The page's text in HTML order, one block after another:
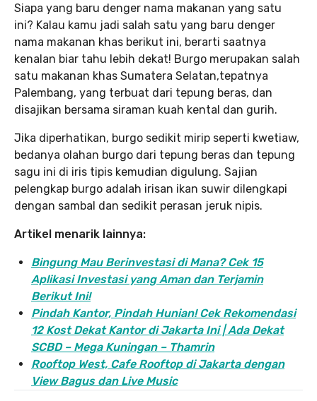
Siapa yang baru denger nama makanan yang satu
ini? Kalau kamu jadi salah satu yang baru denger
nama makanan khas berikut ini, berarti saatnya
kenalan biar tahu lebih dekat! Burgo merupakan salah
satu makanan khas Sumatera Selatan,tepatnya
Palembang, yang terbuat dari tepung beras, dan
disajikan bersama siraman kuah kental dan gurih.
Jika diperhatikan, burgo sedikit mirip seperti kwetiaw,
bedanya olahan burgo dari tepung beras dan tepung
sagu ini di iris tipis kemudian digulung. Sajian
pelengkap burgo adalah irisan ikan suwir dilengkapi
dengan sambal dan sedikit perasan jeruk nipis.
Artikel menarik lainnya:
Bingung Mau Berinvestasi di Mana? Cek 15
Aplikasi Investasi yang Aman dan Terjamin
Berikut Ini!
Pindah Kantor, Pindah Hunian! Cek Rekomendasi
12 Kost Dekat Kantor di Jakarta Ini | Ada Dekat
SCBD – Mega Kuningan – Thamrin
Rooftop West, Cafe Rooftop di Jakarta dengan
View Bagus dan Live Music